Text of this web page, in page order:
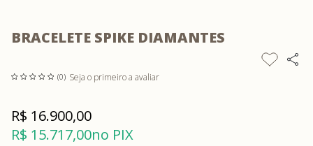
BRACELETE SPIKE DIAMANTES
(0) Seja o primeiro a avaliar
R$ 15.717,00no PIX
R$ 16.900,00